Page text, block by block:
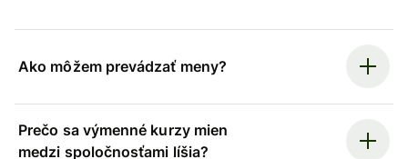
Ako môžem prevádzať meny?
Prečo sa výmenné kurzy mien
medzi spoločnosťami líšia?